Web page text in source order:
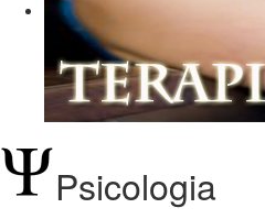
Psicologia